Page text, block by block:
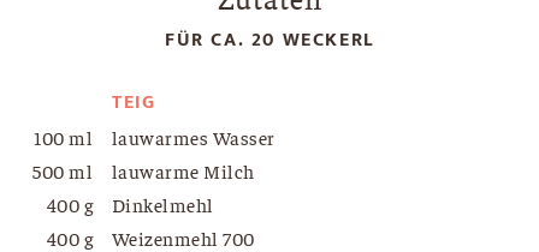
FÜR CA. 20 WECKERL
TEIG
100 ml
lauwarmes Wasser
500 ml
lauwarme Milch
400 g
Dinkelmehl
400 g
Weizenmehl 700